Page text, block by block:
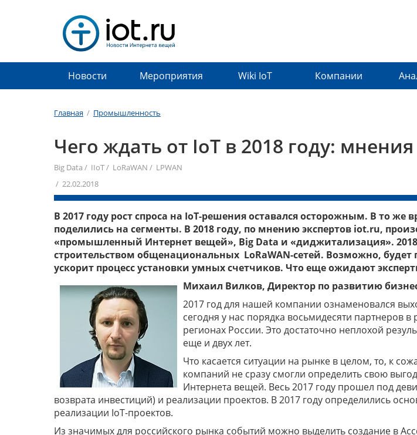
Новости Мероприятия Wiki IoT Компании
Главная / Промышленность
Чего ждать от IoT в 2018 году:
Big Data / IIoT/ LoRaWAN / LPWAN
/ 22.02.2018
В 2017 году рост спроса на IoT-решения оставался осторожным. В то же
поделились на сегменты. В 2018 году, по мнению экспертов iot.ru,
«промышленный Интернет вещей», Big Data и «диджитализация». 2018
строительством общенациональных LoRaWAN-сетей. Возможно, будет
ускорит процесс установки умных счетчиков. Что еще ожидают
Михаил Вилков, Директор по развитию
2017 год для нашей компании ознаменовался
сегодня у нас порядка восьмидесяти партнеров в
регионах России. Это достаточно неплохой
еще и двух лет.
Что касается ситуации на рынке в целом, то, к
компаний не сразу смогли определить свою
Интернета вещей. Весь 2017 году прошел под
возврата инвестиций) и реализации проектов. В 2017 году определились
реализации IoT-проектов.
Из значимых для российского рынка событий можно выделить создание в